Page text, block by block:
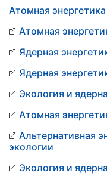
Атомная
Атомная
Ядерная
Ядерная
Экология и
Атомная
Альтернативная
экологии
Экология и